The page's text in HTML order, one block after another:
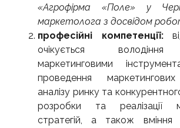
«Агрофірма «Поле» у
маркетолога з досвідом
професійні компетенції:
очікується володіння
маркетинговими
проведення
аналізу ринку та
розробки та реалізації
стратегій, а також